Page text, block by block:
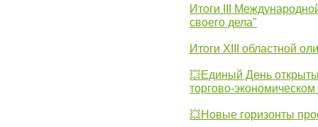
Итоги III
своего дела"
Итоги XIII областной
💥Единый День
торгово-
💥Новые горизонты